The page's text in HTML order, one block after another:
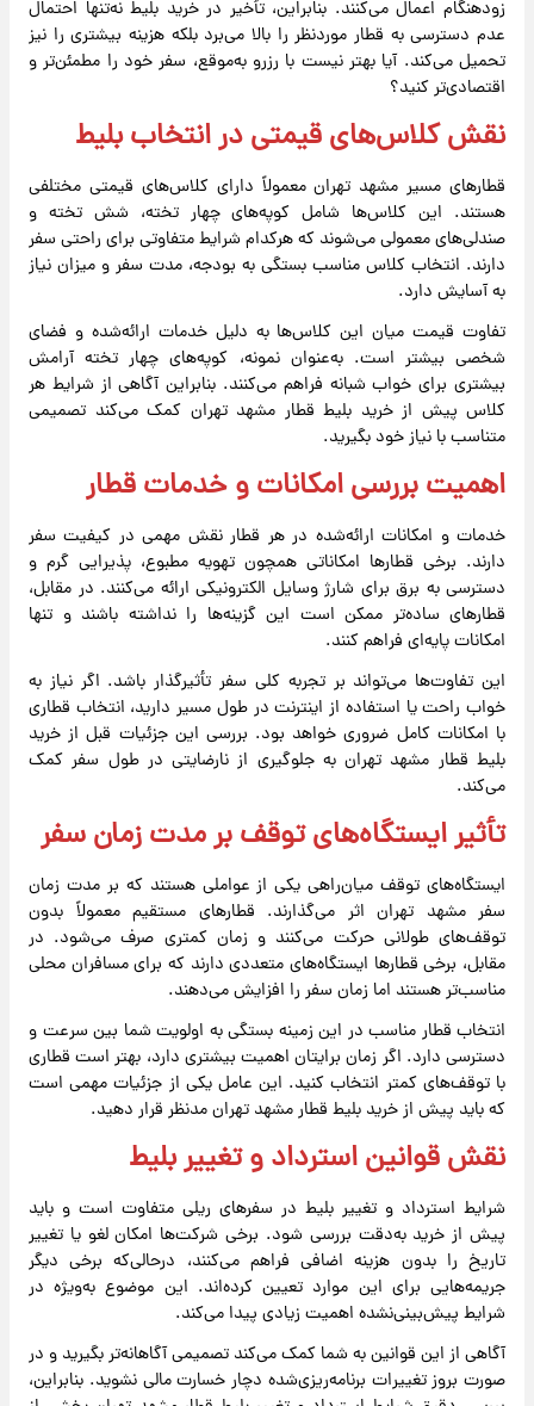
زودهنگام اعمال می‌کنند. بنابراین، تأخیر در خرید بلیط نه‌تنها احتمال
عدم دسترسی به قطار موردنظر را بالا می‌برد بلکه هزینه بیشتری را نیز
تحمیل می‌کند. آیا بهتر نیست با رزرو به‌موقع، سفر خود را مطمئن‌تر و
اقتصادی‌تر کنید؟
نقش کلاس‌های قیمتی در انتخاب بلیط
قطارهای مسیر مشهد تهران معمولاً دارای کلاس‌های قیمتی مختلفی
هستند. این کلاس‌ها شامل کوپه‌های چهار تخته، شش تخته و
صندلی‌های معمولی می‌شوند که هرکدام شرایط متفاوتی برای راحتی سفر
دارند. انتخاب کلاس مناسب بستگی به بودجه، مدت سفر و میزان نیاز
به آسایش دارد.
تفاوت قیمت میان این کلاس‌ها به دلیل خدمات ارائه‌شده و فضای
شخصی بیشتر است. به‌عنوان نمونه، کوپه‌های چهار تخته آرامش
بیشتری برای خواب شبانه فراهم می‌کنند. بنابراین آگاهی از شرایط هر
کلاس پیش از خرید بلیط قطار مشهد تهران کمک می‌کند تصمیمی
متناسب با نیاز خود بگیرید.
اهمیت بررسی امکانات و خدماتقطار
خدمات و امکانات ارائه‌شده در هر قطار نقش مهمی در کیفیت سفر
دارند. برخی قطارها امکاناتی همچون تهویه مطبوع، پذیرایی گرم و
دسترسی به برق برای شارژ وسایل الکترونیکی ارائه می‌کنند. در مقابل،
قطارهای ساده‌تر ممکن است این گزینه‌ها را نداشته باشند و تنها
امکانات پایه‌ای فراهم کنند.
این تفاوت‌ها می‌تواند بر تجربه کلی سفر تأثیرگذار باشد. اگر نیاز به
خواب راحت یا استفاده از اینترنت در طول مسیر دارید، انتخاب قطاری
با امکانات کامل ضروری خواهد بود. بررسی این جزئیات قبل از خرید
بلیط قطار مشهد تهران به جلوگیری از نارضایتی در طول سفر کمک
می‌کند.
تأثیر ایستگاه‌های توقف بر مدت زمان سفر
ایستگاه‌های توقف میان‌راهی یکی از عواملی هستند که بر مدت زمان
سفر مشهد تهران اثر می‌گذارند. قطارهای مستقیم معمولاً بدون
توقف‌های طولانی حرکت می‌کنند و زمان کمتری صرف می‌شود. در
مقابل، برخی قطارها ایستگاه‌های متعددی دارند که برای مسافران محلی
مناسب‌تر هستند اما زمان سفر را افزایش می‌دهند.
انتخاب قطار مناسب در این زمینه بستگی به اولویت شما بین سرعت و
دسترسی دارد. اگر زمان برایتان اهمیت بیشتری دارد، بهتر است قطاری
با توقف‌های کمتر انتخاب کنید. این عامل یکی از جزئیات مهمی است
که باید پیش از خرید بلیط قطار مشهد تهران مدنظر قرار دهید.
نقش قوانین استرداد و تغییر بلیط
شرایط استرداد و تغییر بلیط در سفرهای ریلی متفاوت است و باید
پیش از خرید به‌دقت بررسی شود. برخی شرکت‌ها امکان لغو یا تغییر
تاریخ را بدون هزینه اضافی فراهم می‌کنند، درحالی‌که برخی دیگر
جریمه‌هایی برای این موارد تعیین کرده‌اند. این موضوع به‌ویژه در
شرایط پیش‌بینی‌نشده اهمیت زیادی پیدا می‌کند.
آگاهی از این قوانین به شما کمک می‌کند تصمیمی آگاهانه‌تر بگیرید و در
صورت بروز تغییرات برنامه‌ریزی‌شده دچار خسارت مالی نشوید. بنابراین،